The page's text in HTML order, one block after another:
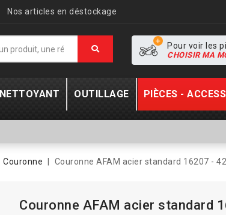
Nos articles en déstockage
Pour voir les
CHOISIR MA
OUTILLAGE PIÈCES -
Couronne Couronne AFAM acier standard 16207 -
Couronne AFAM acier standard